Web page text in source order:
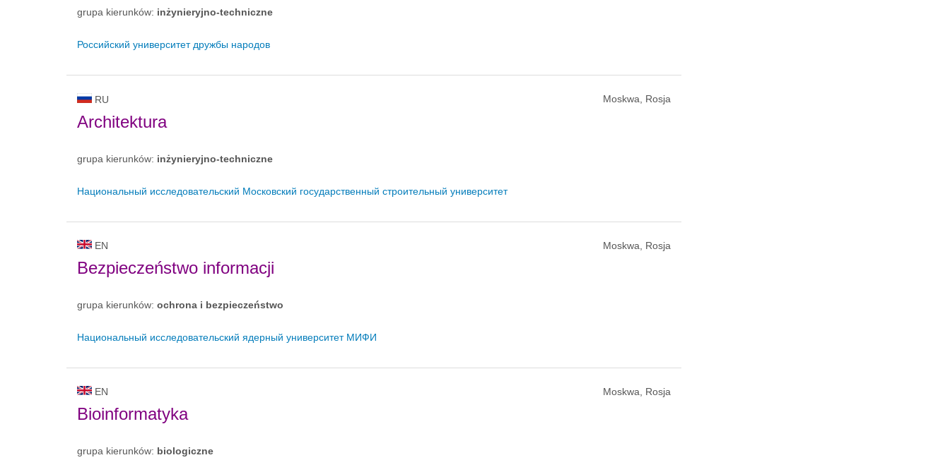
grupa kierunków: inżynieryjno-techniczne
Российский университет дружбы народов
RU Moskwa, Rosja
Architektura
grupa kierunków: inżynieryjno-techniczne
Национальный исследовательский Московский государственный строительный университет
EN Moskwa, Rosja
Bezpieczeństwo informacji
grupa kierunków: ochrona i bezpieczeństwo
Национальный исследовательский ядерный университет МИФИ
EN Moskwa, Rosja
Bioinformatyka
grupa kierunków: biologiczne